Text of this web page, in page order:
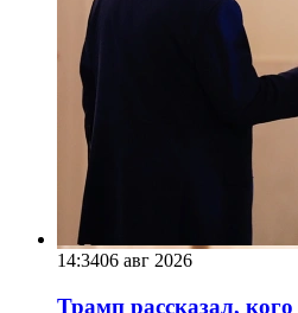
14:3406 авг 2026
Трамп рассказал,